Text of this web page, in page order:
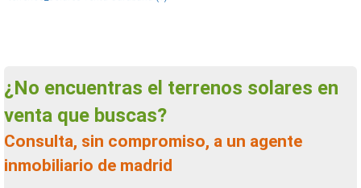
¿No encuentras el terrenos solares en
venta que buscas?
Consulta, sin compromiso, a un agente
inmobiliario de madrid